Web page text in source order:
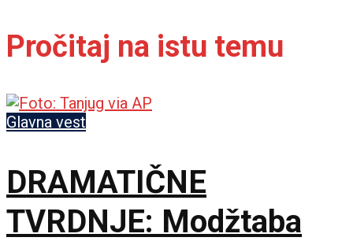
Pročitaj na istu temu
Glavna vest
DRAMATIČNE
TVRDNJE: Modžtaba